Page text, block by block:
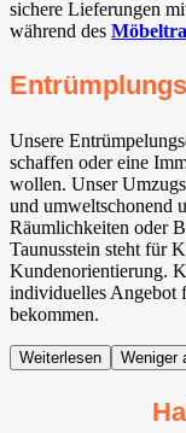
sichere Lieferungen
während des
Unsere
schaffen oder eine
wollen. Unser
und umweltschonend
Räumlichkeiten oder
Taunusstein steht für
Kundenorientierung.
individuelles Angebot
bekommen.
Weiterlesen Weniger